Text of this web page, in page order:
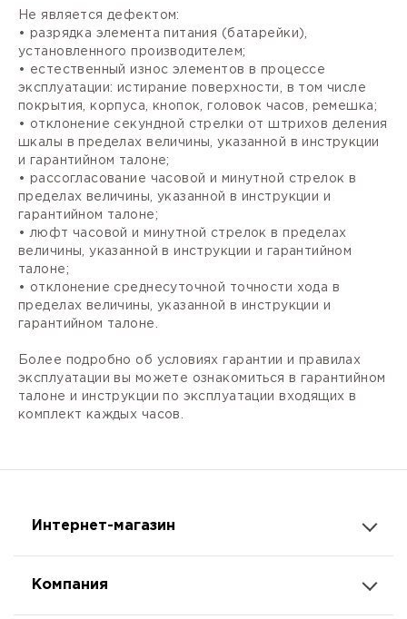
Не является дефектом:
• разрядка элемента питания (батарейки),
установленного производителем;
• естественный износ элементов в процессе
эксплуатации: истирание поверхности, в том числе
покрытия, корпуса, кнопок, головок часов, ремешка;
• отклонение секундной стрелки от штрихов деления
шкалы в пределах величины, указанной в инструкции
и гарантийном талоне;
• рассогласование часовой и минутной стрелок в
пределах величины, указанной в инструкции и
гарантийном талоне;
• люфт часовой и минутной стрелок в пределах
величины, указанной в инструкции и гарантийном
талоне;
• отклонение среднесуточной точности хода в
пределах величины, указанной в инструкции и
гарантийном талоне.
Более подробно об условиях гарантии и правилах
эксплуатации вы можете ознакомиться в гарантийном
талоне и инструкции по эксплуатации входящих в
комплект каждых часов.
Интернет-магазин
Компания